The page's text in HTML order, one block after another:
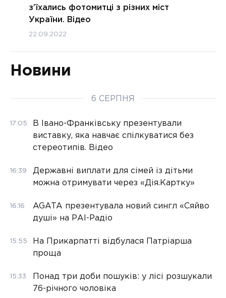
з’їхались фотомитці з різних міст
України. Відео
22.09.2022
Новини
6 СЕРПНЯ
17:05
В Івано-Франківську презентували
виставку, яка навчає спілкуватися без
стереотипів. Відео
16:39
Державні виплати для сімей із дітьми
можна отримувати через «Дія.Картку»
16:16
AGATA презентувала новий сингл «Сяйво
душі» на РАІ-Радіо
15:55
На Прикарпатті відбулася Патріарша
проща
15:33
Понад три доби пошуків: у лісі розшукали
76-річного чоловіка